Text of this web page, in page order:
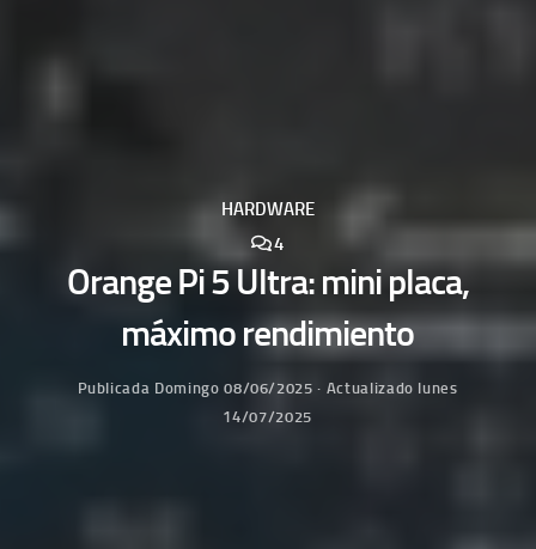
HARDWARE
4
Orange Pi 5 Ultra: mini placa,
máximo rendimiento
Publicada Domingo 08/06/2025 · Actualizado lunes
14/07/2025